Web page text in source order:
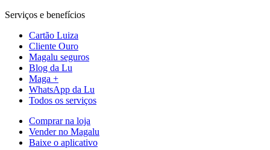
Serviços e benefícios
Cartão Luiza
Cliente Ouro
Magalu seguros
Blog da Lu
Maga +
WhatsApp da Lu
Todos os serviços
Comprar na loja
Vender no Magalu
Baixe o aplicativo